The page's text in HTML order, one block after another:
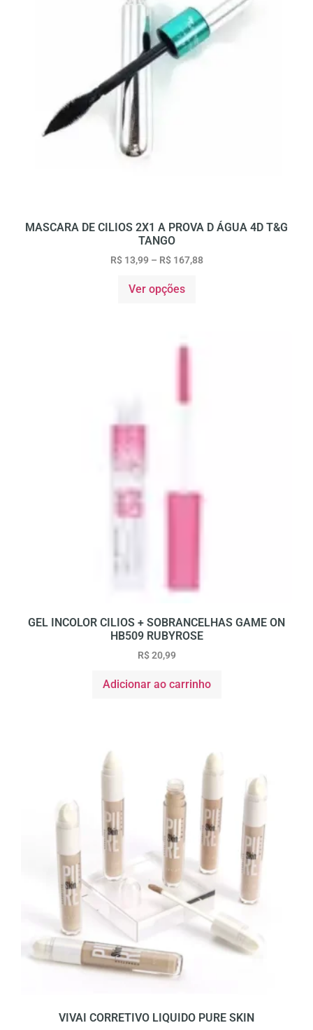
MASCARA DE CILIOS 2X1 A PROVA D ÁGUA 4D T&G
TANGO
R$13,99 – R$167,88
Ver opções
GEL INCOLOR CILIOS + SOBRANCELHAS GAME ON
HB509 RUBYROSE
R$20,99
Adicionar ao carrinho
VIVAI CORRETIVO LIQUIDO PURE SKIN